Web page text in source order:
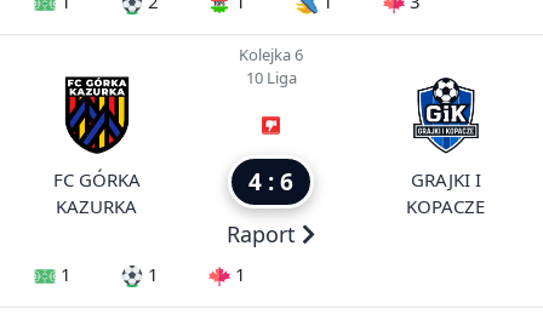
FC GÓRKA
KAZURKA
Kolejka 6
10 Liga
4 : 6
Raport
GRAJKI I
KOPACZE
1 1 1